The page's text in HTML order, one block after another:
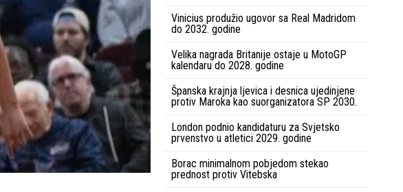
Vinicius produžio ugovor sa Real Madridom
do 2032. godine
Velika nagrada Britanije ostaje u MotoGP
kalendaru do 2028. godine
Španska krajnja ljevica i desnica ujedinjene
protiv Maroka kao suorganizatora SP 2030.
London podnio kandidaturu za Svjetsko
prvenstvo u atletici 2029. godine
Borac minimalnom pobjedom stekao
prednost protiv Vitebska